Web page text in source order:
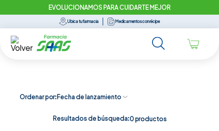
EVOLUCIONAMOS PARA CUIDARTE MEJOR
Ubica tu farmacia Medicamentos con récipe
Ordenar por Fecha de lanzamiento
Resultados de búsqueda:0 productos